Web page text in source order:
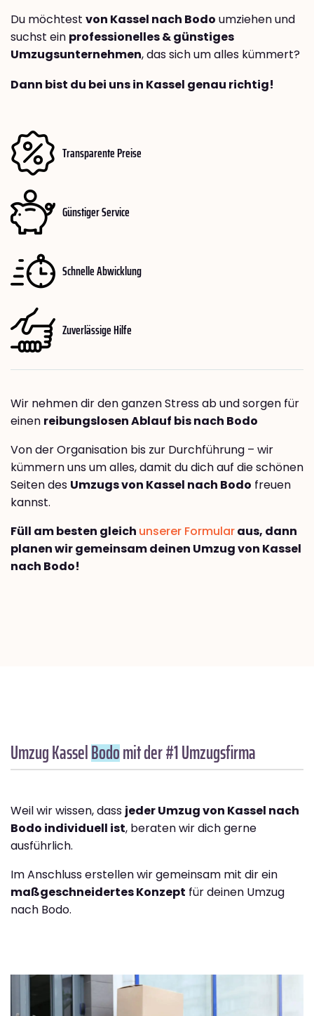
Du möchtest von Kassel nach Bodo umziehen und
suchst ein professionelles & günstiges
Umzugsunternehmen, das sich um alles kümmert?
Dann bist du bei uns in Kassel genau richtig!
Transparente Preise
Günstiger Service
Schnelle Abwicklung
Zuverlässige Hilfe
Wir nehmen dir den ganzen Stress ab und sorgen für
einen reibungslosen Ablauf bis nach Bodo
Von der Organisation bis zur Durchführung – wir
kümmern uns um alles, damit du dich auf die schönen
Seiten des Umzugs von Kassel nach Bodo freuen
kannst.
Füll am besten gleich unserer Formularaus, dann
planen wir gemeinsam deinen Umzug von Kassel
nach Bodo!
Umzug KasselBodomit der #1 Umzugsfirma
Weil wir wissen, dass jeder Umzug von Kassel nach
Bodo individuell ist, beraten wir dich gerne
ausführlich.
Im Anschluss erstellen wir gemeinsam mit dir ein
maßgeschneidertes Konzept für deinen Umzug
nach Bodo.